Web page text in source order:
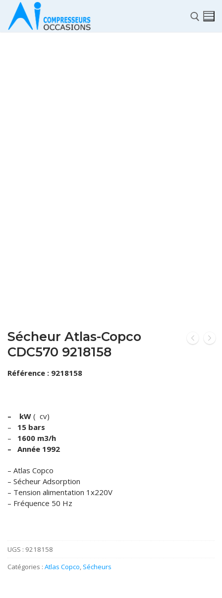
Sécheur Atlas-Copco
CDC570 9218158
Référence : 9218158
– kW ( cv)
–
15 bars
–
1600 m3/h
– Année 1992
– Atlas Copco
– Sécheur Adsorption
– Tension alimentation 1x220V
– Fréquence 50 Hz
UGS : 9218158
Catégories : Atlas Copco, Sécheurs